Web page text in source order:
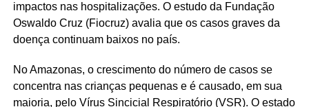
impactos nas hospitalizações. O estudo da Fundação
Oswaldo Cruz (Fiocruz) avalia que os casos graves da
doença continuam baixos no país.
No Amazonas, o crescimento do número de casos se
concentra nas crianças pequenas e é causado, em sua
maioria, pelo Vírus Sincicial Respiratório (VSR). O estado